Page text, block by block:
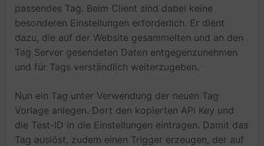
passendes Tag. Beim Client sind dabei keine
besonderen Einstellungen erforderlich. Er dient
dazu, die auf der Website gesammelten und an den
Tag Server gesendeten Daten entgegenzunehmen
und für Tags verständlich weiterzugeben.
Nun ein Tag unter Verwendung der neuen Tag
Vorlage anlegen. Dort den kopierten API Key und
die Test-ID in die Einstellungen eintragen. Damit das
Tag auslöst, zudem einen Trigger erzeugen, der auf